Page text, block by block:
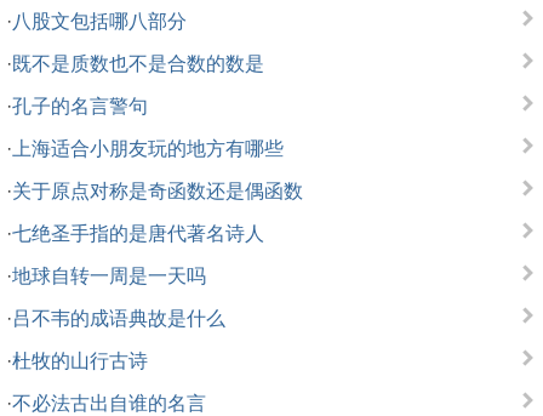
·八股文包括哪八部分
·既不是质数也不是合数的数是
·孔子的名言警句
· 上海适合小朋友玩的地方有哪些
·关于原点对称是奇函数还是偶函数
·七绝圣手指的是唐代著名诗人
·地球自转一周是一天吗
·吕不韦的成语典故是什么
·杜牧的山行古诗
·不必法古出自谁的名言